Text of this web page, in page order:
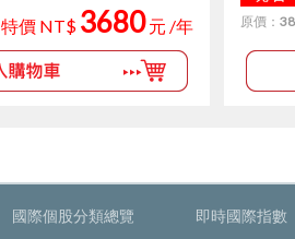
特價 NT$ 3680元 /年 原價：
國際個股分類總覽 即時國際指數